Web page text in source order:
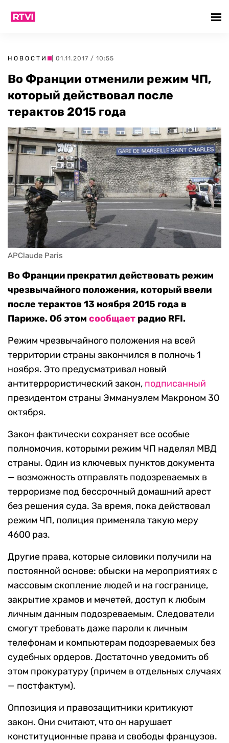
НОВОСТИ | 01.11.2017 / 10:55
Во Франции отменили режим ЧП,
который действовал после
терактов 2015 года
APClaude Paris
Во Франции прекратил действовать режим
чрезвычайного положения, который ввели
после терактов 13 ноября 2015 года в
Париже. Об этом сообщает радио RFI.
Режим чрезвычайного положения на всей
территории страны закончился в полночь 1
ноября. Это предусматривал новый
антитеррористический закон, подписанный
президентом страны Эммануэлем Макроном 30
октября.
Закон фактически сохраняет все особые
полномочия, которыми режим ЧП наделял МВД
страны. Один из ключевых пунктов документа
— возможность отправлять подозреваемых в
терроризме под бессрочный домашний арест
без решения суда. За время, пока действовал
режим ЧП, полиция применяла такую меру
4600 раз.
Другие права, которые силовики получили на
постоянной основе: обыски на мероприятиях с
массовым скопление людей и на госгранице,
закрытие храмов и мечетей, доступ к любым
личным данным подозреваемым. Следователи
смогут требовать даже пароли к личным
телефонам и компьютерам подозреваемых без
судебных ордеров. Достаточно уведомить об
этом прокуратуру (причем в отдельных случаях
— постфактум).
Оппозиция и правозащитники критикуют
закон. Они считают, что он нарушает
конституционные права и свободы французов.